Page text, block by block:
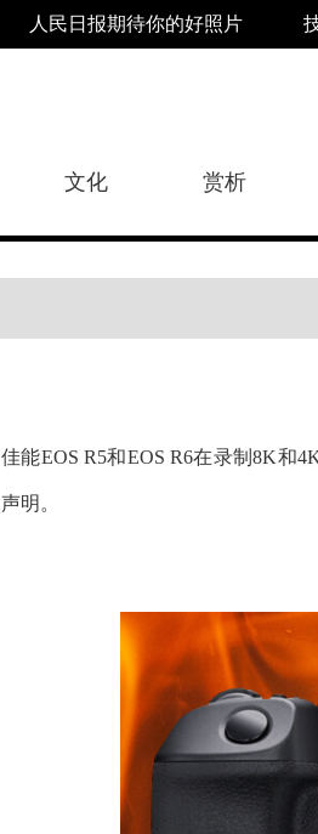
人民日报期待你的好照片
文化 赏析
佳能EOS R5和EOS R6在录制8K和
声明。